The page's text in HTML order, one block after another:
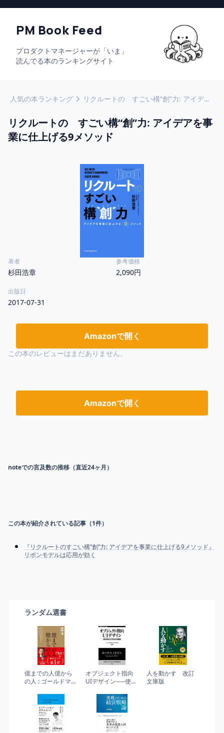
PM Book Feed
プロダクトマネージャーが「いま」
読んでる本のランキングサイト
人気の本ランキング リクルートの すごい構“創”力: アイデアを事業に仕上げる9メソッド
リクルートの すごい構“創”力: アイデアを事
業に仕上げる9メソッド
著者
杉田浩章
参考価格
2,090円
出版日
2017-07-31
Amazonで開く
この本のレビューはまだありません。
Amazonで開く
noteでの言及数の推移（直近24ヶ月）
この本が紹介されている記事（1件）
『リクルートのすごい構“創”力: アイデアを事業に仕上げる9メソッド』
リボンモデルは応用が効く
ランダム選書
億までの人億から
の人 : ゴールドマ
かす「兆人」のマ
インド
オブジェクト指向
UIデザイン──使い
アの原理 (WEB+DB
PRESS plusシリー
人を動かす 改訂
文庫版